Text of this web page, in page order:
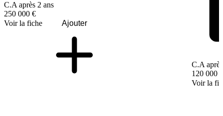
C.A après 2 ans
250 000 €
Voir la fiche
Ajouter
C.A
120 000 €
Voir la